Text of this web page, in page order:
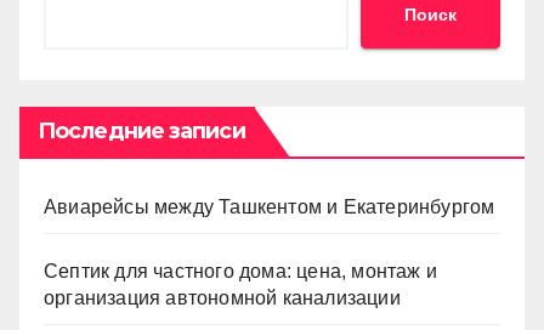
Поиск
Последние записи
Авиарейсы между Ташкентом и Екатеринбургом
Септик для частного дома: цена, монтаж и
организация автономной канализации